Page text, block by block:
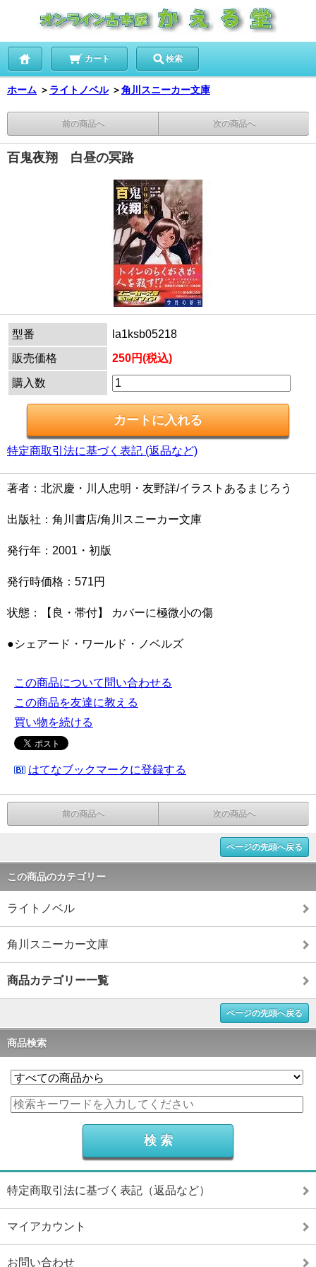
カート 検索
ホーム ＞ ライトノベル ＞角川スニーカー文庫
前の商品へ 次の商品へ
百鬼夜翔 白昼の冥路
型番
la1ksb05218
販売価格
250円(税込)
購入数
特定商取引法に基づく表記 (返品など)
著者：北沢慶・川人忠明・友野詳/イラストあるまじろう
出版社：角川書店/角川スニーカー文庫
発行年：2001・初版
発行時価格：571円
状態：【良・帯付】 カバーに極微小の傷
●シェアード・ワールド・ノベルズ
この商品について問い合わせる
この商品を友達に教える
買い物を続ける
はてなブックマークに登録する
前の商品へ 次の商品へ
ページの先頭へ戻る
この商品のカテゴリー
ライトノベル
角川スニーカー文庫
商品カテゴリー一覧
ページの先頭へ戻る
商品検索
特定商取引法に基づく表記（返品など）
マイアカウント
お問い合わせ